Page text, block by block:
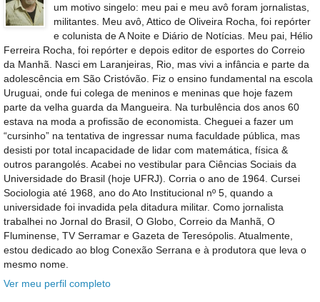
um motivo singelo: meu pai e meu avô foram jornalistas,
militantes. Meu avô, Attico de Oliveira Rocha, foi repórter
e colunista de A Noite e Diário de Notícias. Meu pai, Hélio
Ferreira Rocha, foi repórter e depois editor de esportes do Correio
da Manhã. Nasci em Laranjeiras, Rio, mas vivi a infância e parte da
adolescência em São Cristóvão. Fiz o ensino fundamental na escola
Uruguai, onde fui colega de meninos e meninas que hoje fazem
parte da velha guarda da Mangueira. Na turbulência dos anos 60
estava na moda a profissão de economista. Cheguei a fazer um
“cursinho” na tentativa de ingressar numa faculdade pública, mas
desisti por total incapacidade de lidar com matemática, física &
outros parangolés. Acabei no vestibular para Ciências Sociais da
Universidade do Brasil (hoje UFRJ). Corria o ano de 1964. Cursei
Sociologia até 1968, ano do Ato Institucional nº 5, quando a
universidade foi invadida pela ditadura militar. Como jornalista
trabalhei no Jornal do Brasil, O Globo, Correio da Manhã, O
Fluminense, TV Serramar e Gazeta de Teresópolis. Atualmente,
estou dedicado ao blog Conexão Serrana e à produtora que leva o
mesmo nome.
Ver meu perfil completo